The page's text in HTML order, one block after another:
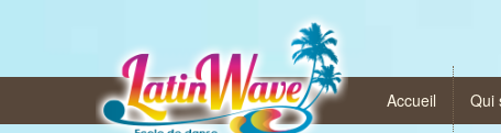
Accueil Qui